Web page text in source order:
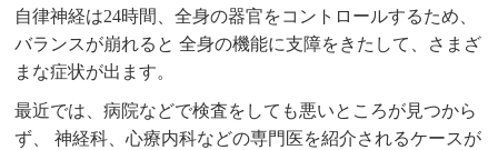
自律神経は24時間、全身の器官をコントロールするため、
バランスが崩れると 全身の機能に支障をきたして、さまざ
まな症状が出ます。
最近では、病院などで検査をしても悪いところが見つから
ず、 神経科、心療内科などの専門医を紹介されるケースが